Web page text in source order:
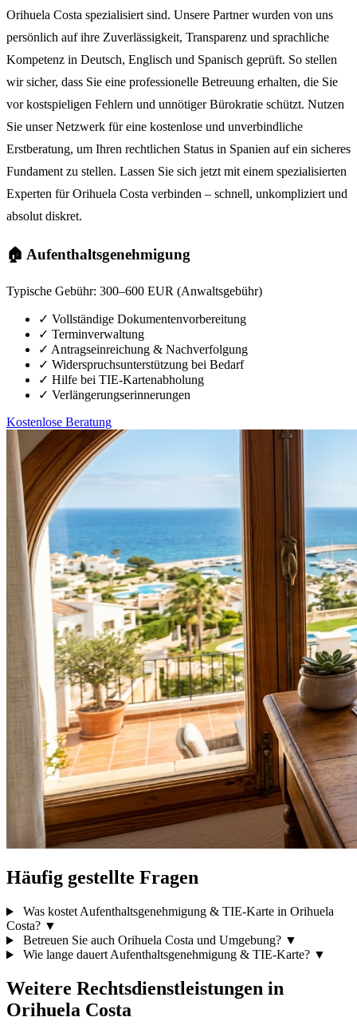
Orihuela Costa spezialisiert sind. Unsere Partner wurden von uns
persönlich auf ihre Zuverlässigkeit, Transparenz und sprachliche
Kompetenz in Deutsch, Englisch und Spanisch geprüft. So stellen
wir sicher, dass Sie eine professionelle Betreuung erhalten, die Sie
vor kostspieligen Fehlern und unnötiger Bürokratie schützt. Nutzen
Sie unser Netzwerk für eine kostenlose und unverbindliche
Erstberatung, um Ihren rechtlichen Status in Spanien auf ein sicheres
Fundament zu stellen. Lassen Sie sich jetzt mit einem spezialisierten
Experten für Orihuela Costa verbinden – schnell, unkompliziert und
absolut diskret.
🏠 Aufenthaltsgenehmigung
Typische Gebühr: 300–600 EUR (Anwaltsgebühr)
✓ Vollständige Dokumentenvorbereitung
✓ Terminverwaltung
✓ Antragseinreichung & Nachverfolgung
✓ Widerspruchsunterstützung bei Bedarf
✓ Hilfe bei TIE-Kartenabholung
✓ Verlängerungserinnerungen
Kostenlose Beratung
Häufig gestellte Fragen
Was kostet Aufenthaltsgenehmigung & TIE-Karte in Orihuela
Costa? ▼
Betreuen Sie auch Orihuela Costa und Umgebung? ▼
Wie lange dauert Aufenthaltsgenehmigung & TIE-Karte? ▼
Weitere Rechtsdienstleistungen in
Orihuela Costa